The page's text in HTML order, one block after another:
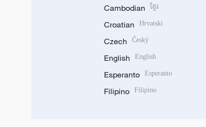
Cambodian ខ្មែរ
Croatian Hrvatski
Czech Český
English English
Esperanto Esperanto
Filipino Filipino